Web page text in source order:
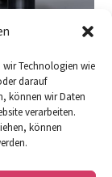
wir Technologien wie
darauf
können wir Daten
verarbeiten.
können